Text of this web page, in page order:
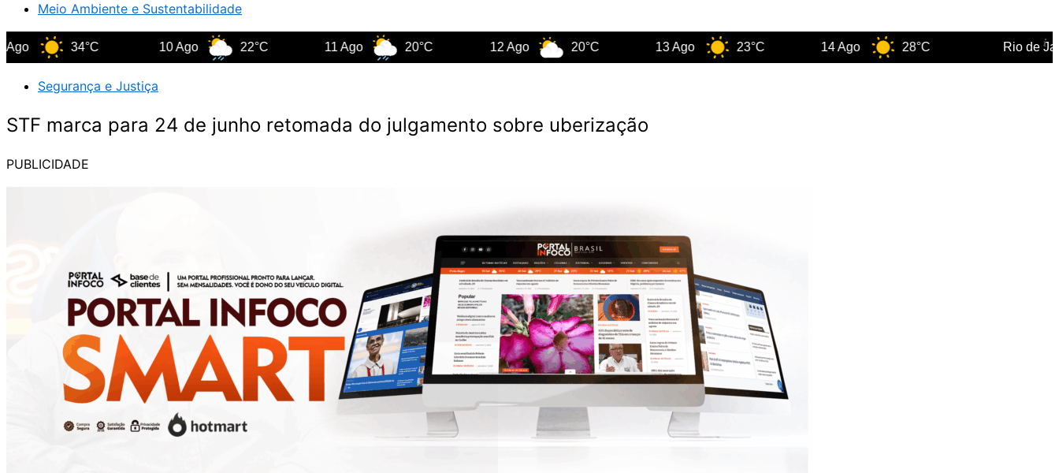
Meio Ambiente e Sustentabilidade
34°C 22°C 20°C 20°C 23°C 28°C Rio de Janeiro
Segurança e Justiça
STF marca para 24 de junho retomada do julgamento sobre uberização
PUBLICIDADE